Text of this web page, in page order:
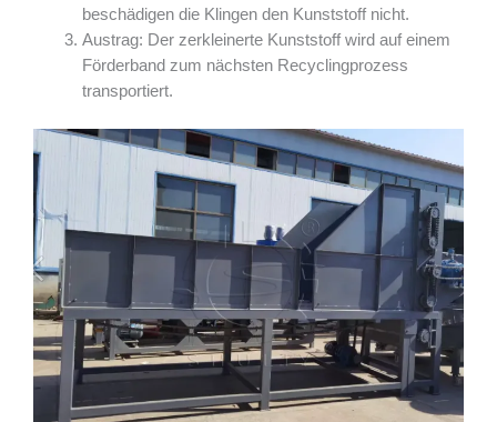
beschädigen die Klingen den Kunststoff nicht.
Austrag: Der zerkleinerte Kunststoff wird auf einem
Förderband zum nächsten Recyclingprozess
transportiert.